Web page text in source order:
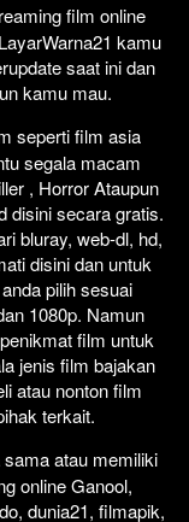
film online
kamu
saat ini dan
kamu mau.
seperti film asia
segala macam
, Horror Ataupun
disini secara gratis.
bluray, web-dl, hd,
disini dan untuk
pilih sesuai
1080p. Namun
film untuk
jenis film bajakan
atau nonton film
terkait.
atau memiliki
online Ganool,
dunia21, filmapik,